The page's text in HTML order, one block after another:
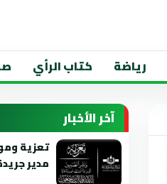
رياضة كتاب الرأي
آخر الأخبار
تعزية
مدير